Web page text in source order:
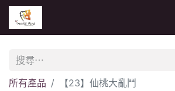
所有產品 【23】仙桃大亂鬥